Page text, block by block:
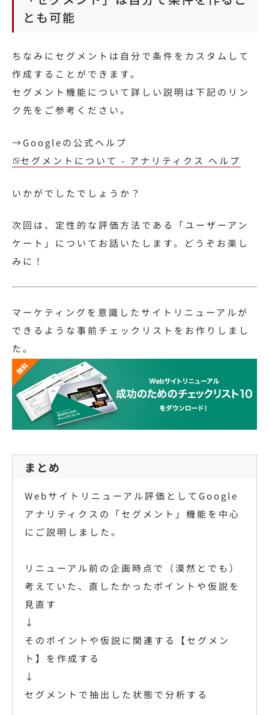
とも可能
ちなみにセグメントは自分で条件をカスタムして
作成することができます。
セグメント機能について詳しい説明は下記のリン
ク先をご参考ください。
→Googleの公式ヘルプ
セグメントについて - アナリティクス ヘルプ
いかがでしたでしょうか？
次回は、定性的な評価方法である「ユーザーアン
ケート」についてお話いたします。どうぞお楽し
みに！
マーケティングを意識したサイトリニューアルが
できるような事前チェックリストをお作りしまし
た。
まとめ
Webサイトリニューアル評価としてGoogle
アナリティクスの「セグメント」機能を中心
にご説明しました。
リニューアル前の企画時点で（漠然とでも）
考えていた、直したかったポイントや仮説を
見直す
↓
そのポイントや仮説に関連する【セグメン
ト】を作成する
↓
セグメントで抽出した状態で分析する